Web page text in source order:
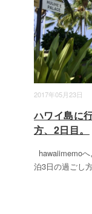
2017年05月23日
ハワイ島に
方、2日目。
hawaiimemo
泊3日の過ごし